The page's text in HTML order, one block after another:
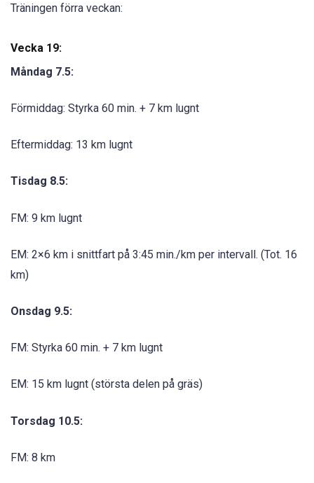
Träningen förra veckan:
Vecka 19:
Måndag 7.5:
Förmiddag: Styrka 60 min. + 7 km lugnt
Eftermiddag: 13 km lugnt
Tisdag 8.5:
FM: 9 km lugnt
EM: 2×6 km i snittfart på 3:45 min./km per intervall. (Tot. 16
km)
Onsdag 9.5:
FM: Styrka 60 min. + 7 km lugnt
EM: 15 km lugnt (största delen på gräs)
Torsdag 10.5:
FM: 8 km